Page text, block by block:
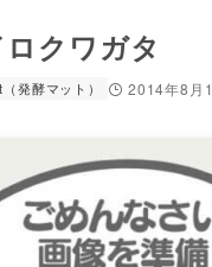
クワガタ
発酵マット） 2014年8月